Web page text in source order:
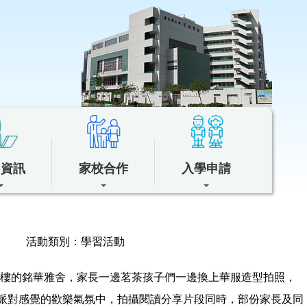
訊 家校合作 入學申請
活動類別：學習活動
銘華雅舍，家長一邊茗茶孩子們一邊換上華服造型拍照，
感覺的歡樂氣氛中，拍攝閱讀分享片段同時，部份家長及同